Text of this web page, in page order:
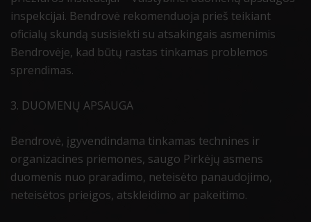
inspekcijai. Bendrovė rekomenduoja prieš teikiant
oficialų skundą susisiekti su atsakingais asmenimis
Bendrovėje, kad būtų rastas tinkamas problemos
sprendimas.
3. DUOMENŲ APSAUGA
Bendrovė, įgyvendindama tinkamas technines ir
organizacines priemones, saugo Pirkėjų asmens
duomenis nuo praradimo, neteisėto panaudojimo,
neteisėtos prieigos, atskleidimo ar pakeitimo.